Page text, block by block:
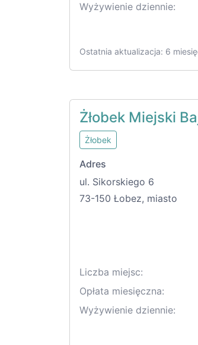
Wyżywienie dziennie:
Ostatnia aktualizacja: 6
Żłobek Miejski
Żłobek
Adres
ul. Sikorskiego 6
73-150 Łobez, miasto
Liczba miejsc:
Opłata miesięczna:
Wyżywienie dziennie: